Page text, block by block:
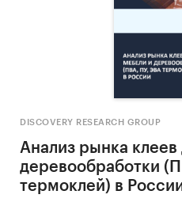
DISCOVERY RESEARCH GROUP
Анализ рынка клеев
деревообработки
термоклей) в